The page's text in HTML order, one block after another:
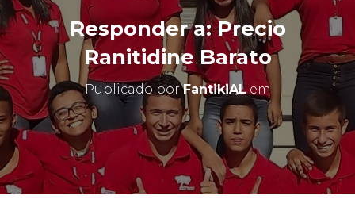
N
A
E
G
O
Responder a: Precio
Ranitidine Barato
Publicado porFantikiALem